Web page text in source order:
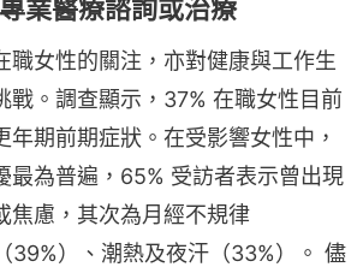
業醫療諮詢或治療
職女性的關注，亦對健康與工作生
戰。調查顯示，37% 在職女性目前
年期前期症狀。在受影響女性中，
最為普遍，65% 受訪者表示曾出現
焦慮，其次為月經不規律
39%）、潮熱及夜汗（33%）。 儘